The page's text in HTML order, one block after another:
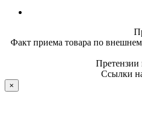
Факт приема товара по
Претензии
Ссылки
×